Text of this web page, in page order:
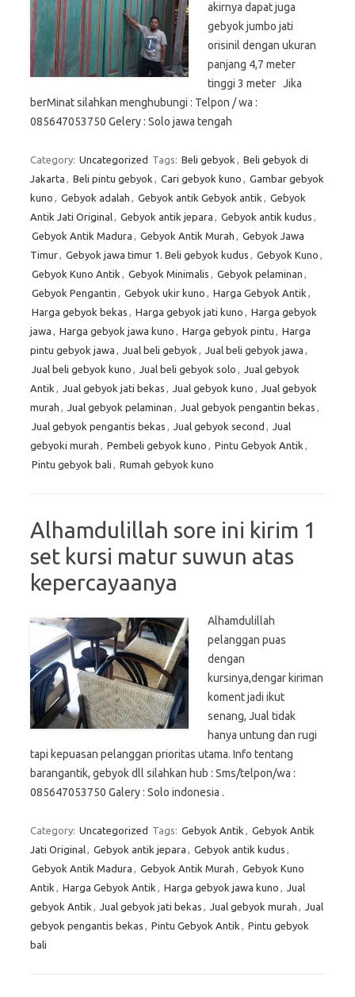
akirnya dapat juga
gebyok jumbo jati
orisinil dengan ukuran
panjang 4,7 meter
tinggi 3 meter Jika
berMinat silahkan menghubungi : Telpon / wa :
085647053750 Gelery : Solo jawa tengah
Category: Uncategorized Tags: Beli gebyok , Beli gebyok di
Jakarta , Beli pintu gebyok , Cari gebyok kuno , Gambar gebyok
kuno , Gebyok adalah , Gebyok antik Gebyok antik , Gebyok
Antik Jati Original, Gebyok antik jepara , Gebyok antik kudus ,
Gebyok Antik Madura , Gebyok Antik Murah , Gebyok Jawa
Timur, Gebyok jawa timur 1. Beli gebyok kudus , Gebyok Kuno ,
Gebyok Kuno Antik , Gebyok Minimalis , Gebyok pelaminan ,
Gebyok Pengantin , Gebyok ukir kuno , Harga Gebyok Antik ,
Harga gebyok bekas , Harga gebyok jati kuno , Harga gebyok
jawa , Harga gebyok jawa kuno , Harga gebyok pintu , Harga
pintu gebyok jawa , Jual beli gebyok , Jual beli gebyok jawa ,
Jual beli gebyok kuno , Jual beli gebyok solo , Jual gebyok
Antik , Jual gebyok jati bekas , Jual gebyok kuno , Jual gebyok
murah , Jual gebyok pelaminan , Jual gebyok pengantin bekas ,
Jual gebyok pengantis bekas , Jual gebyok second , Jual
gebyoki murah , Pembeli gebyok kuno , Pintu Gebyok Antik ,
Pintu gebyok bali , Rumah gebyok kuno
Alhamdulillah sore ini kirim 1
set kursi matur suwun atas
kepercayaanya
Alhamdulillah
pelanggan puas
dengan
kursinya,dengar kiriman
koment jadi ikut
senang, Jual tidak
hanya untung dan rugi
tapi kepuasan pelanggan prioritas utama. Info tentang
barangantik, gebyok dll silahkan hub : Sms/telpon/wa :
085647053750 Galery : Solo indonesia .
Category: Uncategorized Tags: Gebyok Antik , Gebyok Antik
Jati Original, Gebyok antik jepara , Gebyok antik kudus ,
Gebyok Antik Madura , Gebyok Antik Murah , Gebyok Kuno
Antik , Harga Gebyok Antik , Harga gebyok jawa kuno , Jual
gebyok Antik , Jual gebyok jati bekas , Jual gebyok murah , Jual
gebyok pengantis bekas , Pintu Gebyok Antik , Pintu gebyok
bali